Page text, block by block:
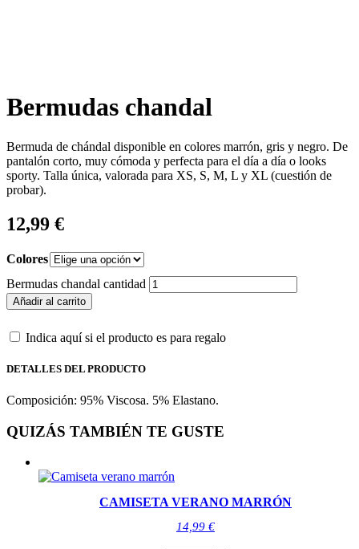
Bermudas chandal
Bermuda de chándal disponible en colores marrón, gris y negro. De
pantalón corto, muy cómoda y perfecta para el día a día o looks
sporty. Talla única, valorada para XS, S, M, L y XL (cuestión de
probar).
12,99 €
Colores
Bermudas chandal cantidad
Añadir al carrito
Indica aquí si el producto es para regalo
DETALLES DEL PRODUCTO
Composición: 95% Viscosa. 5% Elastano.
QUIZÁS TAMBIÉN TE GUSTE
CAMISETA VERANO MARRÓN
14,99 €